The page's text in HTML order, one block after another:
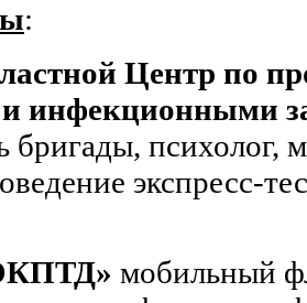
:
Центр по
инфекционными
бригады, психолог,
экспресс-
мобильный